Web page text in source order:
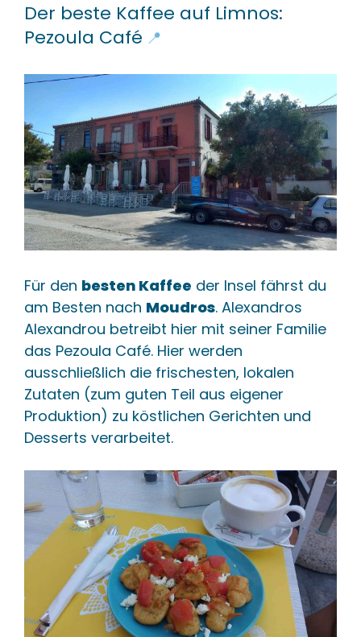
Der beste Kaffee auf Limnos:
Pezoula Café 📍
Für den besten Kaffee der Insel fährst du
am Besten nach Moudros. Alexandros
Alexandrou betreibt hier mit seiner Familie
das Pezoula Café. Hier werden
ausschließlich die frischesten, lokalen
Zutaten (zum guten Teil aus eigener
Produktion) zu köstlichen Gerichten und
Desserts verarbeitet.